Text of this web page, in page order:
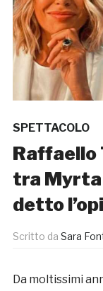
SPETTACOLO
Raffaello
tra Myrta
detto
Scritto da Sara
Da moltissimi